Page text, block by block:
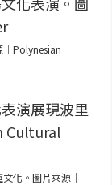
｜Polynesian
化。圖片來源｜